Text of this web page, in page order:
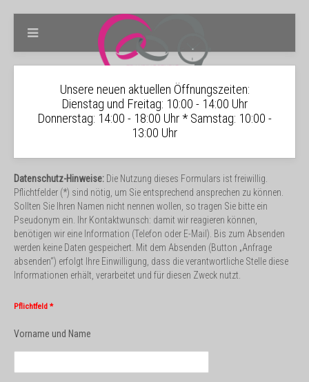
Unsere neuen aktuellen Öffnungszeiten:
Dienstag und Freitag: 10:00 - 14:00 Uhr
Donnerstag: 14:00 - 18:00 Uhr * Samstag: 10:00 -
13:00 Uhr
Datenschutz-Hinweise: Die Nutzung dieses Formulars ist freiwillig.
Pflichtfelder (*) sind nötig, um Sie entsprechend ansprechen zu können.
Sollten Sie Ihren Namen nicht nennen wollen, so tragen Sie bitte ein
Pseudonym ein. Ihr Kontaktwunsch: damit wir reagieren können,
benötigen wir eine Information (Telefon oder E-Mail). Bis zum Absenden
werden keine Daten gespeichert. Mit dem Absenden (Button „Anfrage
absenden“) erfolgt Ihre Einwilligung, dass die verantwortliche Stelle diese
Informationen erhält, verarbeitet und für diesen Zweck nutzt.
Pflichtfeld *
Vorname und Name